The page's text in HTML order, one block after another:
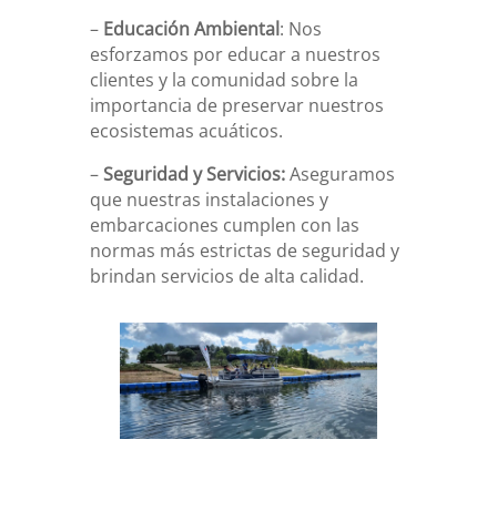
– Educación Ambiental: Nos
esforzamos por educar a nuestros
clientes y la comunidad sobre la
importancia de preservar nuestros
ecosistemas acuáticos.
–Seguridad y Servicios:Aseguramos
que nuestras instalaciones y
embarcaciones cumplen con las
normas más estrictas de seguridad y
brindan servicios de alta calidad.